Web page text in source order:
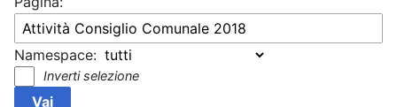
Namespace:
Inverti selezione